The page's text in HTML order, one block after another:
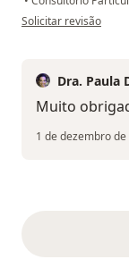
na opinião do
Solicitar revisão
Dra. Paula
Muito
1 de dezembro de